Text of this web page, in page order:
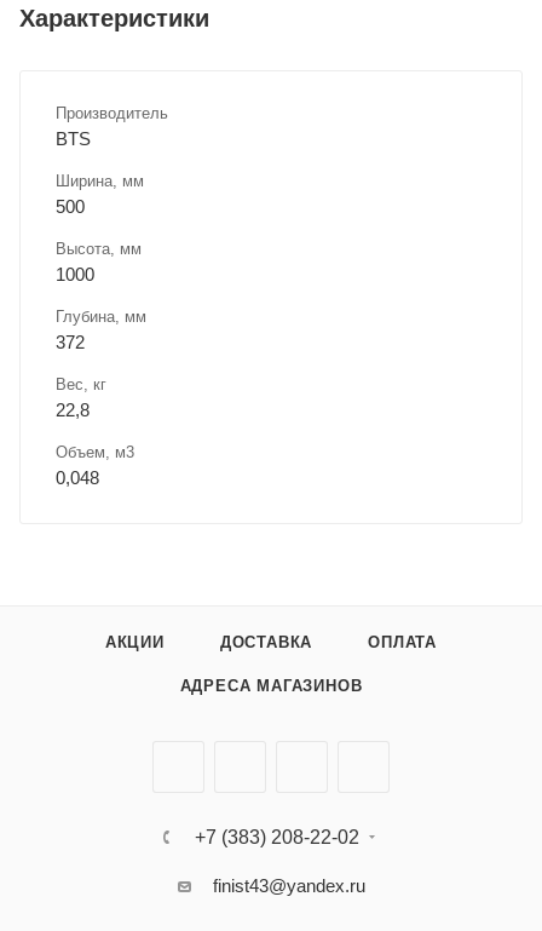
Характеристики
Производитель
BTS
Ширина, мм
500
Высота, мм
1000
Глубина, мм
372
Вес, кг
22,8
Объем, м3
0,048
АКЦИИ ДОСТАВКА ОПЛАТА
АДРЕСА МАГАЗИНОВ
+7 (383) 208-22-02
finist43@yandex.ru